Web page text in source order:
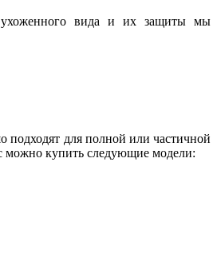
вида и их защиты мы
подходят для полной или частичной
можно купить следующие модели: